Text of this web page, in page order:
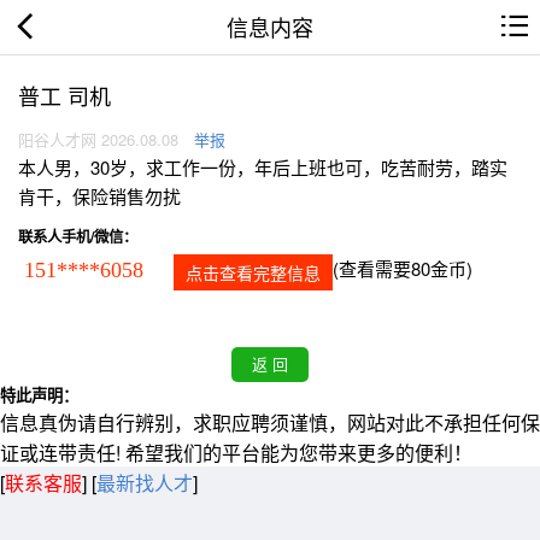
信息内容
普工 司机
阳谷人才网 2026.08.08 举报
本人男，30岁，求工作一份，年后上班也可，吃苦耐劳，踏实
肯干，保险销售勿扰
联系人手机/微信：
151****6058 点击查看完整信息 (查看需要80金币)
特此声明：
信息真伪请自行辨别，求职应聘须谨慎，网站对此不承担任何保
证或连带责任! 希望我们的平台能为您带来更多的便利！
[联系客服] [最新找人才]